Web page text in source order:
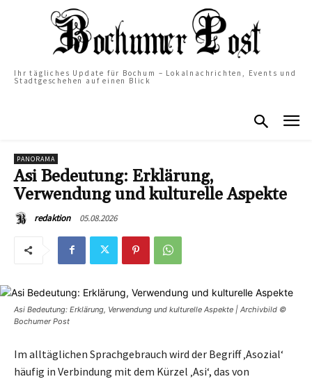
Ihr tägliches Update für Bochum – Lokalnachrichten, Events und
Stadtgeschehen auf einen Blick
PANORAMA
Asi Bedeutung: Erklärung,
Verwendung und kulturelle Aspekte
redaktion 05.08.2026
Asi Bedeutung: Erklärung, Verwendung und kulturelle Aspekte | Archivbild ©
Bochumer Post
Im alltäglichen Sprachgebrauch wird der Begriff ‚Asozial‘
häufig in Verbindung mit dem Kürzel ‚Asi‘, das von